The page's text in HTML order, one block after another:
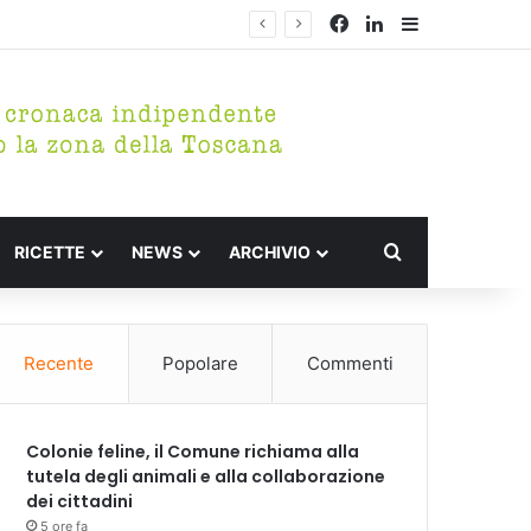
Facebook
LinkedIn
RICETTE NEWS ARCHIVIO
Recente Popolare Commenti
Colonie feline, il Comune richiama alla
tutela degli animali e alla collaborazione
dei cittadini
5 ore fa